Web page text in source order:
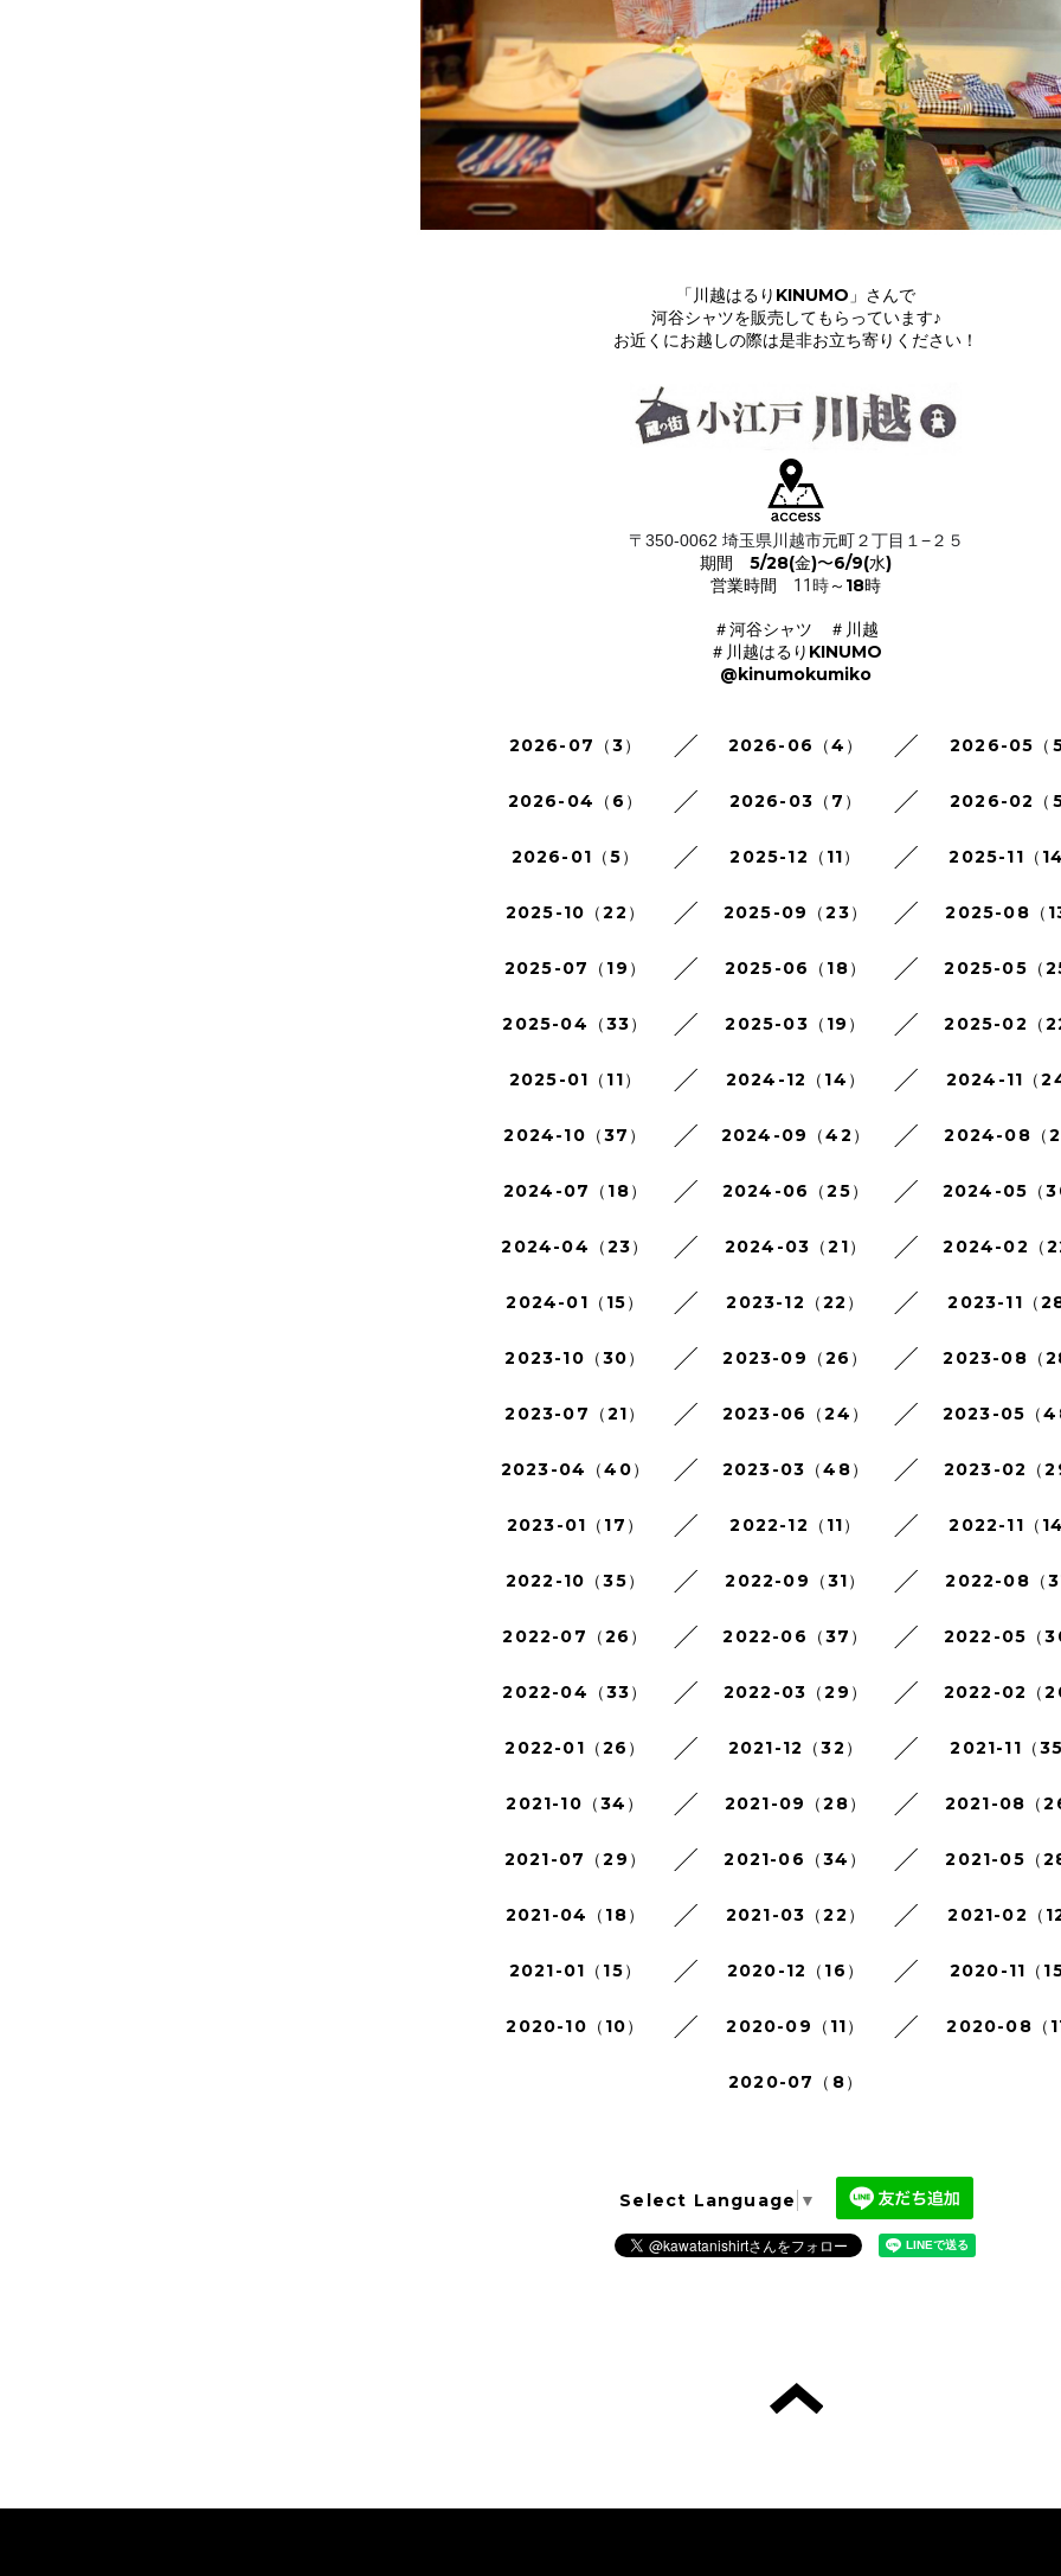
「川越はるりKINUMO」さんで
河谷シャツを販売してもらっています♪
お近くにお越しの際は是非お立ち寄りください！
〒350-0062 埼玉県川越市元町２丁目１−２５
期間 5/28(金)〜6/9(水)
営業時間
11時～18時
＃河谷シャツ ＃川越
＃川越はるりKINUMO
@kinumokumiko
2026-07（3） 2026-06（4） 2026-05（5
2026-04（6） 2026-03（7） 2026-02（5
2026-01（5） 2025-12（11） 2025-11（14
2025-10（22） 2025-09（23） 2025-08（13
2025-07（19） 2025-06（18） 2025-05（
2025-04（33） 2025-03（19） 2025-02（
2025-01（11） 2024-12（14） 2024-11（24
2024-10（37） 2024-09（42） 2024-08（
2024-07（18） 2024-06（25） 2024-05（
2024-04（23） 2024-03（21） 2024-02（
2024-01（15） 2023-12（22） 2023-11（28
2023-10（30） 2023-09（26） 2023-08（
2023-07（21） 2023-06（24） 2023-05（
2023-04（40） 2023-03（48） 2023-02（
2023-01（17） 2022-12（11） 2022-11（14
2022-10（35） 2022-09（31） 2022-08（31
2022-07（26） 2022-06（37） 2022-05（
2022-04（33） 2022-03（29） 2022-02（
2022-01（26） 2021-12（32） 2021-11（35
2021-10（34） 2021-09（28） 2021-08（26
2021-07（29） 2021-06（34） 2021-05（28
2021-04（18） 2021-03（22） 2021-02（12
2021-01（15） 2020-12（16） 2020-11（15
2020-10（10） 2020-09（11） 2020-08（11
2020-07（8）
Select Language ▼